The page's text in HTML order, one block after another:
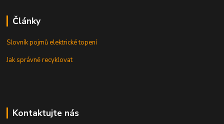
Články
Slovník pojmů elektrické topení
Jak správně recyklovat
Kontaktujte nás